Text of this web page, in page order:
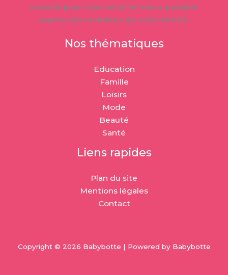
conseils pour vous sentir le mieux possible
auprès des membres de votre famille.
Nos thématiques
Education
Famille
Loisirs
Mode
Beauté
Santé
Liens rapides
Plan du site
Mentions légales
Contact
Copyright © 2026 Babybotte | Powered by Babybotte